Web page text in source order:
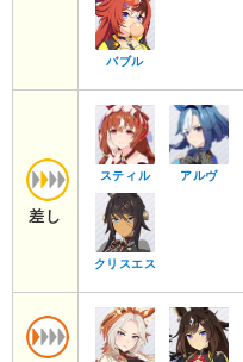
バブル
差し
スティル アルヴ
クリスエス